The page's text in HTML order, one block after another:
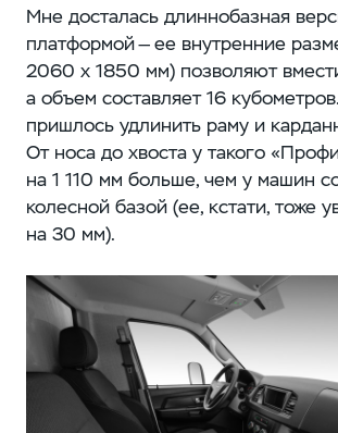
Мне досталась длиннобазная
платформой — ее внутренние
2060 х 1850 мм) позволяют
а объем составляет 16
пришлось удлинить раму и
От носа до хвоста у такого
на 1 110 мм больше, чем у машин
колесной базой (ее, кстати, тоже
на 30 мм).